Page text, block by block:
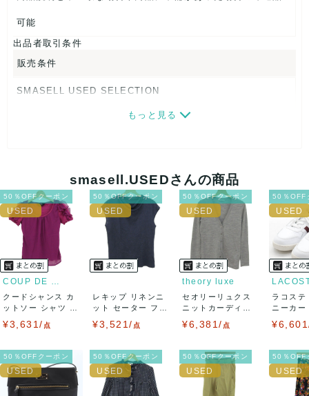
可能
出品者取引条件
販売条件
SMASELL USED SELECTION
画像ダウンロードなので、転売にも最適♪
ネコポスの場合は日時指定ができませんので、ご了承下さい
ませ。
USED品に関しましては、見る方によって状態の価値観が異な
りますので、トラブルを避けるため、神経質な方や完璧な商
品を求められる方は御購入をお控えください。
また商品には細心の注意をはらっておりますが、何かござい
ましたら、レビュー記載前に必ずコメント欄よりご連絡お願
い致します。対応できることがあれば、誠意をもって対応致
もっと見る
smasell.USEDさんの商品
50％OFFクーポン
COUP DE CHANCE
クードシャンス カ
ットソー シャツ 半
袖 シフォン...
¥3,631/ 点
50％OFFクーポン
レキップ リネンニ
ット セーター フレ
ンチスリーブ...
¥3,521/ 点
50％OFFクーポン
theory luxe
セオリーリュクス
ニットカーディガ
ン トップス 長...
¥6,381/ 点
50％OFF
ラコステ
ニーカ
LC ...
50％OFFクーポン 50％OFFクーポン 50％OFFクーポン 50％OFF